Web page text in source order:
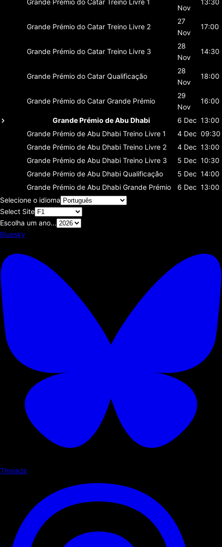
Nov
Grande Prémio do Catar Treino Livre 2
27
Nov
17:00
Grande Prémio do Catar Treino Livre 3
28
Nov
14:30
Grande Prémio do Catar Qualificação
28
Nov
18:00
Grande Prémio do Catar Grande Prémio
29
Nov
16:00
Grande Prémio de Abu Dhabi 6 Dec 13:00
Grande Prémio de Abu Dhabi Treino Livre 1 4 Dec 09:30
Grande Prémio de Abu Dhabi Treino Livre 2 4 Dec 13:00
Grande Prémio de Abu Dhabi Treino Livre 3 5 Dec 10:30
Grande Prémio de Abu Dhabi Qualificação 5 Dec 14:00
Grande Prémio de Abu Dhabi Grande Prémio 6 Dec 13:00
Selecione o idioma
Select Site
Escolha um ano...
Bluesky
Threads